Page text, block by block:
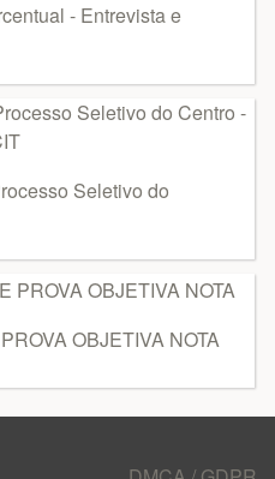
- Entrevista e
Seletivo do
OBJETIVA NOTA